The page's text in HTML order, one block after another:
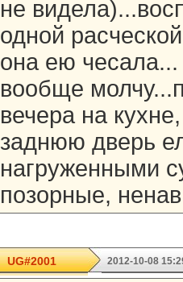
не
одной
она ею
вообще
вечера на
заднюю дверь
нагруженными
позорные,
UG#2001 2012-10-08